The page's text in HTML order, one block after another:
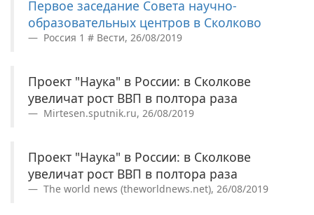
Первое заседание Совета научно-
образовательных центров в Сколково
Россия 1 # Вести, 26/08/2019
Проект "Наука" в России: в Сколкове
увеличат рост ВВП в полтора раза
Mirtesen.sputnik.ru, 26/08/2019
Проект "Наука" в России: в Сколкове
увеличат рост ВВП в полтора раза
The world news (theworldnews.net), 26/08/2019